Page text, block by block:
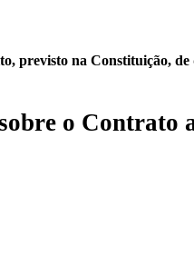
previsto na Constituição,
o Contrato